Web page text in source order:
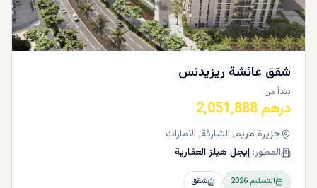
شقق عائشة ريزيدنس
يبدأ من
درهم 2,051,888
جزيرة مريم, الشارقة, الامارات
المطور: إيجل هيلز العقارية
التسليم2026 شقق